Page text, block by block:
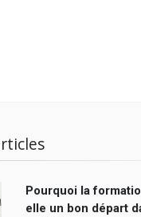
Pourquoi la
elle un bon départ